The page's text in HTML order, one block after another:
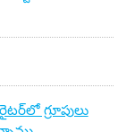
గ్రూపులు